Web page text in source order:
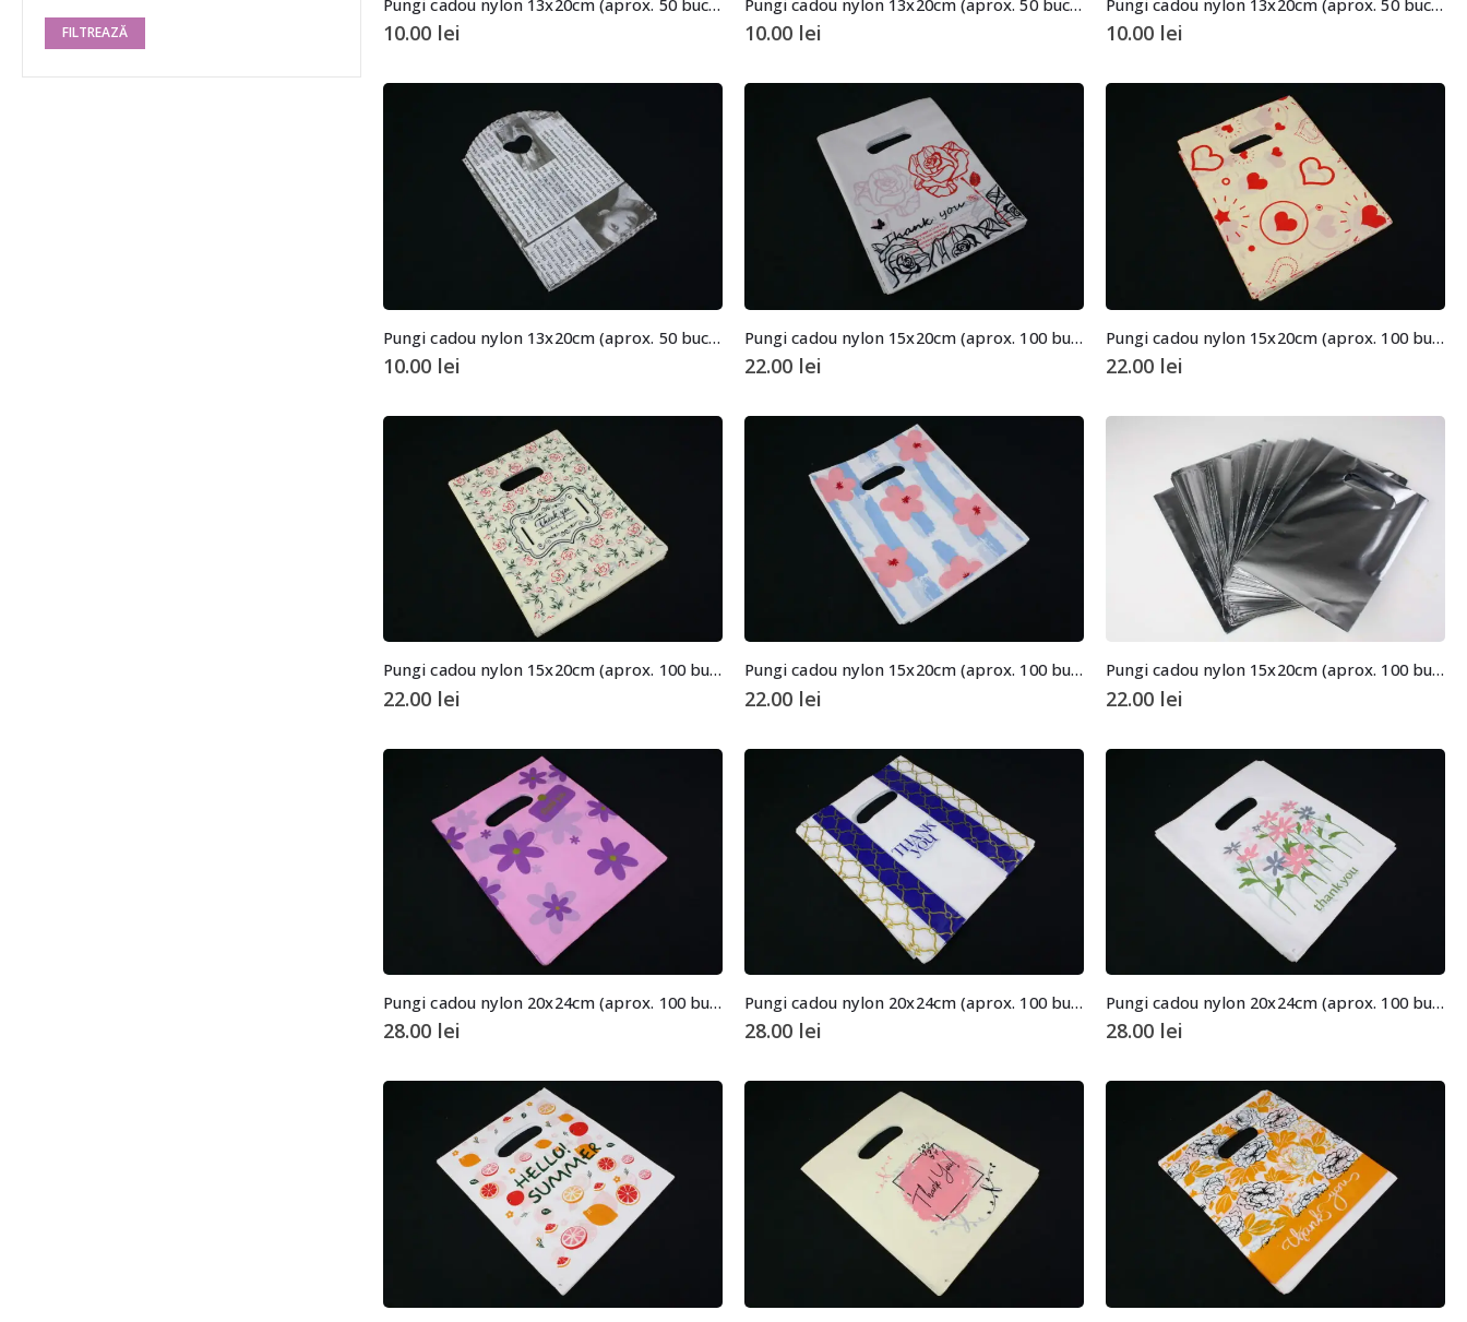
Pungi cadou nylon 13x20cm (aprox. 50 buc. +/- 2 buc.)
10.00 lei
Pungi cadou nylon 13x20cm (aprox. 50 buc. +/- 2 buc.)
10.00 lei
Pungi cadou nylon 13x20cm (aprox. 50 buc. +/- 2 buc.)
10.00 lei
Pungi cadou nylon 13x20cm (aprox. 50 buc. +/- 2 buc.)
10.00 lei
Pungi cadou nylon 15x20cm (aprox. 100 buc. +/- 2 buc.)
22.00 lei
Pungi cadou nylon 15x20cm (aprox. 100 buc. +/- 2 buc.)
22.00 lei
Pungi cadou nylon 15x20cm (aprox. 100 buc. +/- 2 buc.)
22.00 lei
Pungi cadou nylon 15x20cm (aprox. 100 buc. +/- 2 buc.)
22.00 lei
Pungi cadou nylon 15x20cm (aprox. 100 buc. +/- 2 buc.)
22.00 lei
Pungi cadou nylon 20x24cm (aprox. 100 buc. +/- 2 buc.)
28.00 lei
Pungi cadou nylon 20x24cm (aprox. 100 buc. +/- 2 buc.)
28.00 lei
Pungi cadou nylon 20x24cm (aprox. 100 buc. +/- 2 buc.)
28.00 lei
FILTREAZĂ